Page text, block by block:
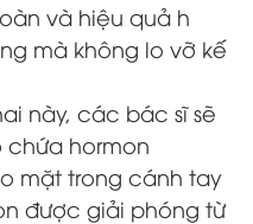
và hiệu quả h
mà không lo vỡ kế
này, các bác sĩ sẽ
chứa hormon
mặt trong cánh tay
được giải phóng từ